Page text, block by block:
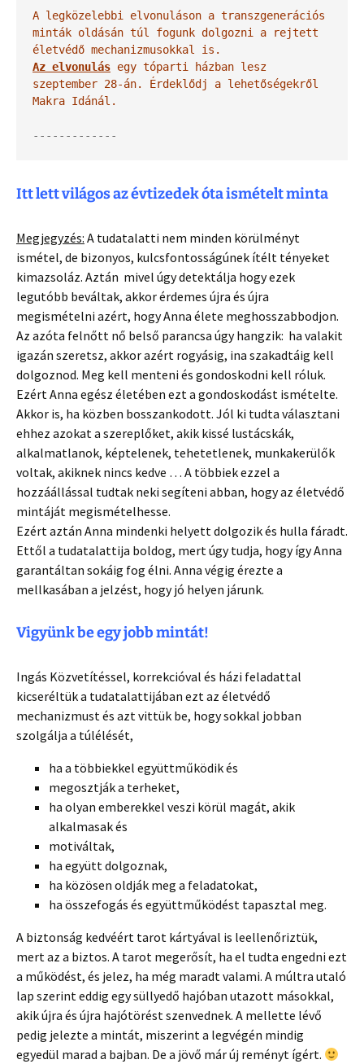
A legközelebbi elvonuláson a transzgenerációs
minták oldásán túl fogunk dolgozni a rejtett
életvédő mechanizmusokkal is.
Az elvonulás egy tóparti házban lesz
szeptember 28-án. Érdeklődj a lehetőségekről
Makra Idánál.
-------------
Itt lett világos az évtizedek óta ismételt minta
Megjegyzés: A tudatalatti nem minden körülményt
ismétel, de bizonyos, kulcsfontosságúnek ítélt tényeket
kimazsoláz. Aztán mivel úgy detektálja hogy ezek
legutóbb beváltak, akkor érdemes újra és újra
megismételni azért, hogy Anna élete meghosszabbodjon.
Az azóta felnőtt nő belső parancsa úgy hangzik: ha valakit
igazán szeretsz, akkor azért rogyásig, ina szakadtáig kell
dolgoznod. Meg kell menteni és gondoskodni kell róluk.
Ezért Anna egész életében ezt a gondoskodást ismételte.
Akkor is, ha közben bosszankodott. Jól ki tudta választani
ehhez azokat a szereplőket, akik kissé lustácskák,
alkalmatlanok, képtelenek, tehetetlenek, munkakerülők
voltak, akiknek nincs kedve … A többiek ezzel a
hozzáállással tudtak neki segíteni abban, hogy az életvédő
mintáját megismételhesse.
Ezért aztán Anna mindenki helyett dolgozik és hulla fáradt.
Ettől a tudatalattija boldog, mert úgy tudja, hogy így Anna
garantáltan sokáig fog élni. Anna végig érezte a
mellkasában a jelzést, hogy jó helyen járunk.
Vigyünk be egy jobb mintát!
Ingás Közvetítéssel, korrekcióval és házi feladattal
kicseréltük a tudatalattijában ezt az életvédő
mechanizmust és azt vittük be, hogy sokkal jobban
szolgálja a túlélését,
ha a többiekkel együttműködik és
megosztják a terheket,
ha olyan emberekkel veszi körül magát, akik
alkalmasak és
motiváltak,
ha együtt dolgoznak,
ha közösen oldják meg a feladatokat,
ha összefogás és együttműködést tapasztal meg.
A biztonság kedvéért tarot kártyával is leellenőriztük,
mert az a biztos. A tarot megerősít, ha el tudta engedni ezt
a működést, és jelez, ha még maradt valami. A múltra utaló
lap szerint eddig egy süllyedő hajóban utazott másokkal,
akik újra és újra hajótörést szenvednek. A mellette lévő
pedig jelezte a mintát, miszerint a legvégén mindig
egyedül marad a bajban. De a jövő már új reményt ígért.